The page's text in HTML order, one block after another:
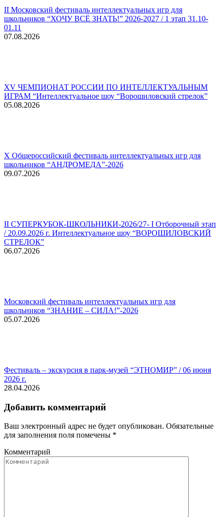
II Московский фестиваль интеллектуальных игр для
школьников “ХОЧУ ВСЁ ЗНАТЬ!” 2026-2027 / 1 этап 31.10-
01.11
07.08.2026
XV ЧЕМПИОНАТ РОССИИ ПО ИНТЕЛЛЕКТУАЛЬНЫМ
ИГРАМ “Интеллектуальное шоу “Ворошиловский стрелок”
05.08.2026
X Общероссийский фестиваль интеллектуальных игр для
школьников “АНДРОМЕДА”-2026
09.07.2026
II СУПЕРКУБОК-ШКОЛЬНИКИ-2026/27- I Отборочный этап
/ 20.09.2026 г. Интеллектуальное шоу “ВОРОШИЛОВСКИЙ
СТРЕЛОК”
06.07.2026
Московский фестиваль интеллектуальных игр для
школьников “ЗНАНИЕ – СИЛА!”-2026
05.07.2026
Фестиваль – экскурсия в парк-музей “ЭТНОМИР” / 06 июня
2026 г.
28.04.2026
Добавить комментарий
Ваш электронный адрес не будет опубликован. Обязательные
для заполнения поля помечены *
Комментарий